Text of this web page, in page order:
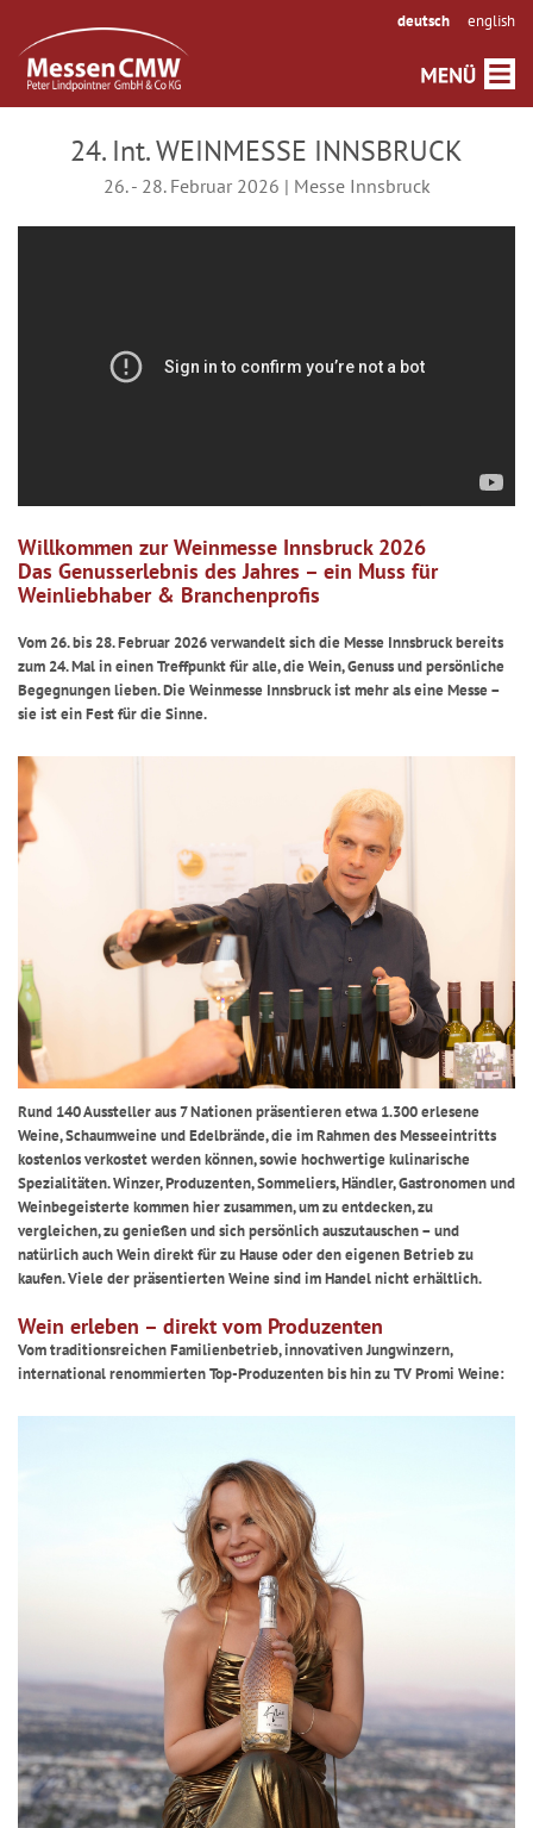
deutsch english
24. Int. WEINMESSE INNSBRUCK
26. - 28. Februar 2026 | Messe Innsbruck
Willkommen zur Weinmesse Innsbruck 2026
Das Genusserlebnis des Jahres – ein Muss für
Weinliebhaber & Branchenprofis
Vom 26. bis 28. Februar 2026 verwandelt sich die Messe Innsbruck bereits
zum 24. Mal in einen Treffpunkt für alle, die Wein, Genuss und persönliche
Begegnungen lieben. Die Weinmesse Innsbruck ist mehr als eine Messe –
sie ist ein Fest für die Sinne.
Rund 140 Aussteller aus 7 Nationen präsentieren etwa 1.300 erlesene
Weine, Schaumweine und Edelbrände, die im Rahmen des Messeeintritts
kostenlos verkostet werden können, sowie hochwertige kulinarische
Spezialitäten. Winzer, Produzenten, Sommeliers, Händler, Gastronomen und
Weinbegeisterte kommen hier zusammen, um zu entdecken, zu
vergleichen, zu genießen und sich persönlich auszutauschen – und
natürlich auch Wein direkt für zu Hause oder den eigenen Betrieb zu
kaufen. Viele der präsentierten Weine sind im Handel nicht erhältlich.
Wein erleben – direkt vom Produzenten
Vom traditionsreichen Familienbetrieb, innovativen Jungwinzern,
international renommierten Top-Produzenten bis hin zu TV Promi Weine: